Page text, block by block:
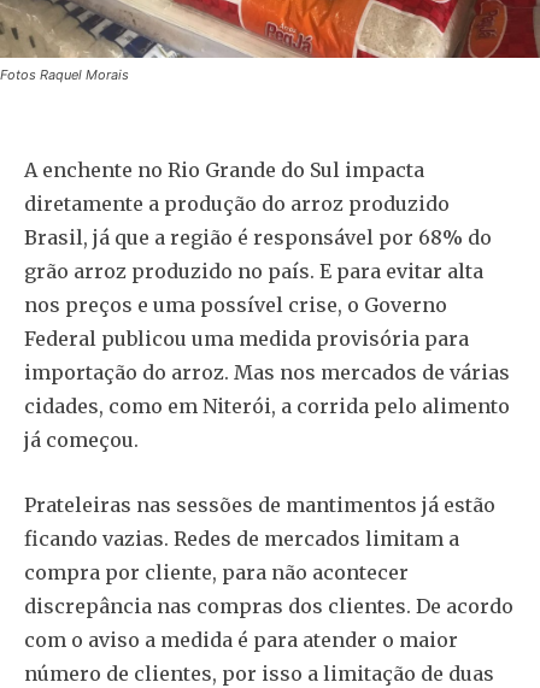
Fotos Raquel Morais
A enchente no Rio Grande do Sul impacta
diretamente a produção do arroz produzido
Brasil, já que a região é responsável por 68% do
grão arroz produzido no país. E para evitar alta
nos preços e uma possível crise, o Governo
Federal publicou uma medida provisória para
importação do arroz. Mas nos mercados de várias
cidades, como em Niterói, a corrida pelo alimento
já começou.
Prateleiras nas sessões de mantimentos já estão
ficando vazias. Redes de mercados limitam a
compra por cliente, para não acontecer
discrepância nas compras dos clientes. De acordo
com o aviso a medida é para atender o maior
número de clientes, por isso a limitação de duas